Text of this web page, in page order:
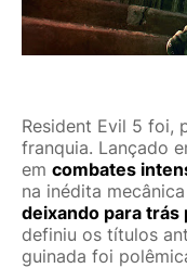
Resident Evil 5 foi,
franquia. Lançado
em combates
na inédita
deixando para
definiu os títulos
guinada foi